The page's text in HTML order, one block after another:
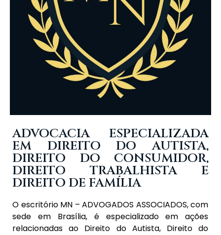
ADVOCACIA ESPECIALIZADA
EM DIREITO DO AUTISTA,
DIREITO DO CONSUMIDOR,
DIREITO TRABALHISTA E
DIREITO DE FAMÍLIA
O escritório MN – ADVOGADOS ASSOCIADOS, com
sede em Brasília, é especializado em ações
relacionadas ao Direito do Autista, Direito do